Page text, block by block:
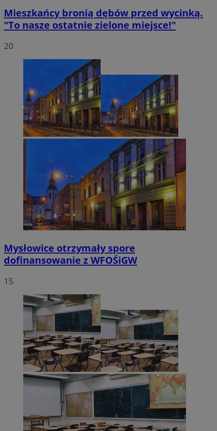
Mieszkańcy bronią dębów przed wycinką.
"To nasze ostatnie zielone miejsce!"
20
Mysłowice otrzymały spore
dofinansowanie z WFOŚiGW
15